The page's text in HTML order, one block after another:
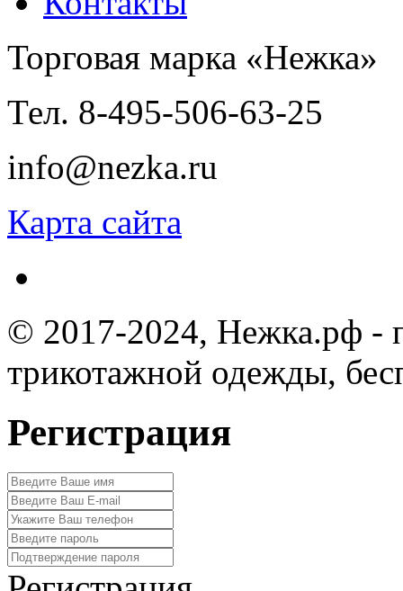
Торговая марка «Нежка»
Тел. 8-495-506-63-25
info@nezka.ru
Карта сайта
© 2017-2024, Нежка.рф -
трикотажной одежды,
Регистрация